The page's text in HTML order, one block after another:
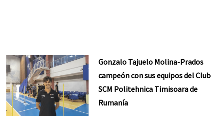
Gonzalo Tajuelo Molina-Prados
campeón con sus equipos del Club
SCM Politehnica Timisoara de
Rumanía